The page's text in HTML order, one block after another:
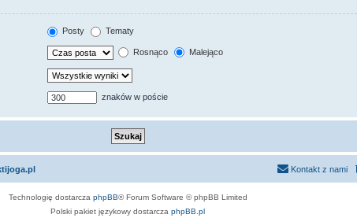
Posty Tematy
Rosnąco Malejąco
znaków w poście
Kontakt z nami
Technologię dostarcza phpBB® Forum Software © phpBB Limited
Polski pakiet językowy dostarcza phpBB.pl